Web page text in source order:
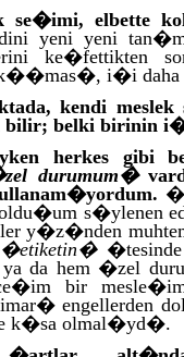
se�imi,
yeni yeni
ke�fettikten
i�i daha
kendi
bilir; belki birinin
herkes gibi
durumum�
oldu�um s�ylenen
y�z�nden
�etiketin��tesinde
ya da hem �zel
bir
engellerden
k�sa olmal�yd�.